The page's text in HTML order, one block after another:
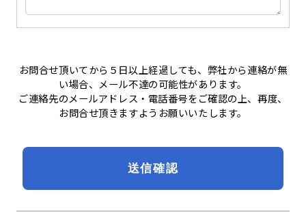
お問合せ頂いてから５日以上経過しても、弊社から連絡が無
い場合、メール不達の可能性があります。
ご連絡先のメールアドレス・電話番号をご確認の上、再度、
お問合せ頂きますようお願いいたします。